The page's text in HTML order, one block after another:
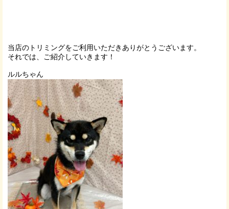
当店のトリミングをご利用いただきありがとうございます。
それでは、ご紹介していきます！
ルルちゃん